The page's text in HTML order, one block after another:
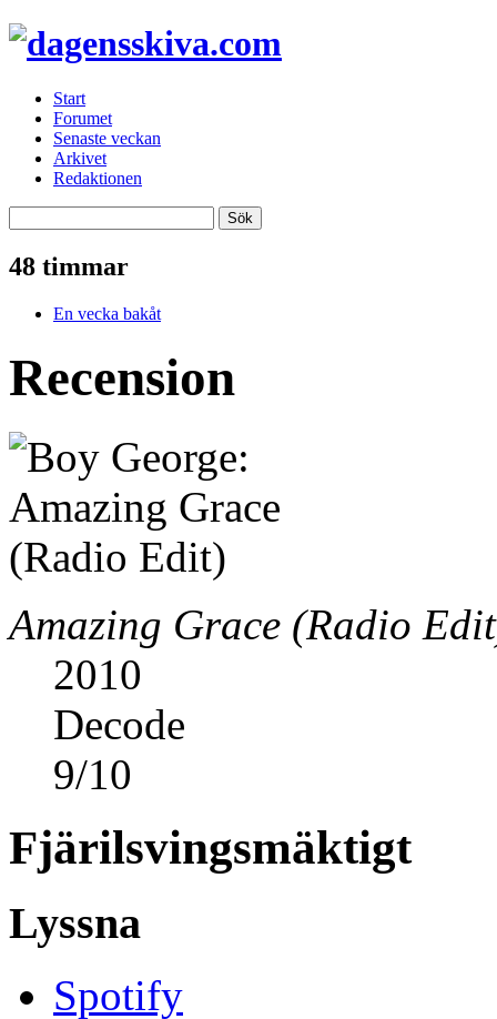
Start
Forumet
Senaste veckan
Arkivet
Redaktionen
48 timmar
En vecka bakåt
Recension
Amazing Grace (Radio
2010
Decode
9/10
Fjärilsvingsmäktigt
Lyssna
Spotify